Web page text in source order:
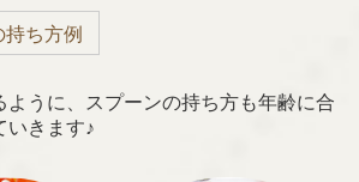
持ち方例
ように、スプーンの持ち方も年齢に合
いきます♪